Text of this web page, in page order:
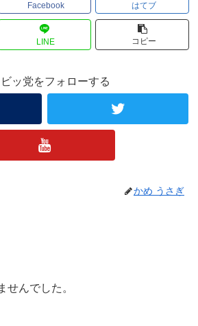
Facebook はてブ
LINE コピー
ッ党をフォローする
かめ うさぎ
せんでした。